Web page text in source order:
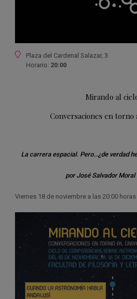
Ubicación
Plaza del Cardenal Salazar, 3
Horario: 20:00
Mirando al
Conversaciones en torno
La carrera espacial. Pero…¿de verdad
por José Salvador Moral
Viernes 18 de noviembre a las 20:00 horas